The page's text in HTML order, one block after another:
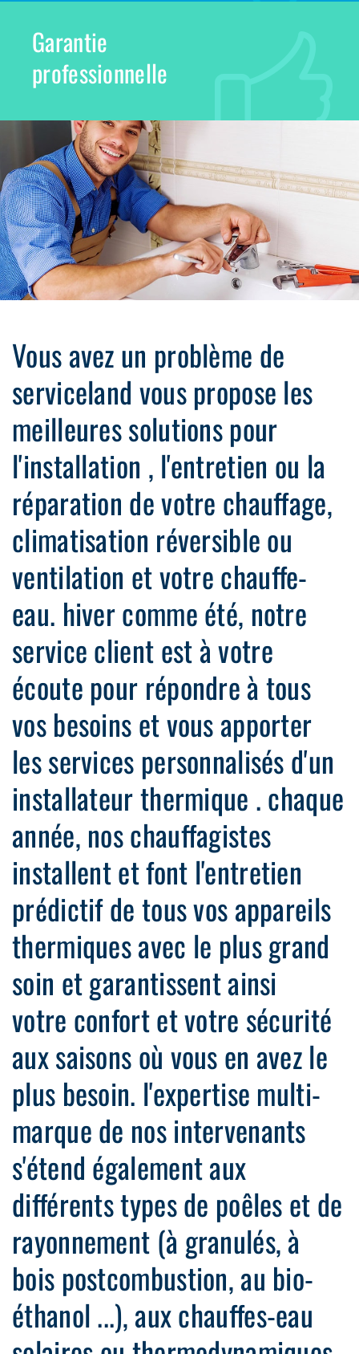
Garantie
professionnelle
Vous avez un problème de
serviceland vous propose les
meilleures solutions pour
l'installation , l'entretien ou la
réparation de votre chauffage,
climatisation réversible ou
ventilation et votre chauffe-
eau. hiver comme été, notre
service client est à votre
écoute pour répondre à tous
vos besoins et vous apporter
les services personnalisés d'un
installateur thermique . chaque
année, nos chauffagistes
installent et font l'entretien
prédictif de tous vos appareils
thermiques avec le plus grand
soin et garantissent ainsi
votre confort et votre sécurité
aux saisons où vous en avez le
plus besoin. l'expertise multi-
marque de nos intervenants
s'étend également aux
différents types de poêles et de
rayonnement (à granulés, à
bois postcombustion, au bio-
éthanol ...), aux chauffes-eau